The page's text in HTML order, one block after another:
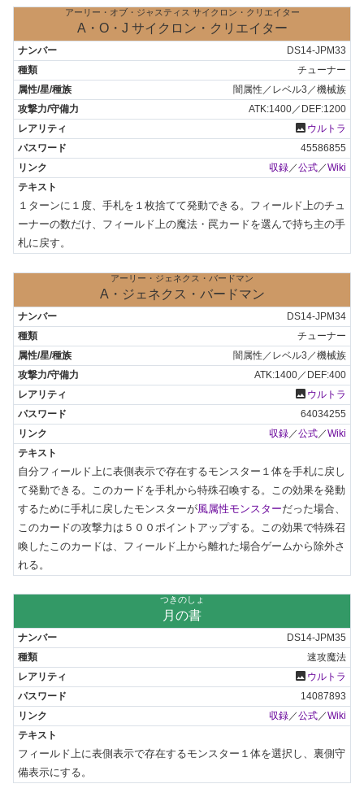
アーリー・オブ・ジャスティス サイクロン・クリエイター
A・O・J サイクロン・クリエイター
DS14-JPM33
チューナー
闇属性／レベル3／機械族
ATK:1400／DEF:1200
photo ウルトラ
45586855
収録／公式／Wiki
１ターンに１度、手札を１枚捨てて発動できる。フィールド上のチュ
ーナーの数だけ、フィールド上の魔法・罠カードを選んで持ち主の手
札に戻す。
アーリー・ジェネクス・バードマン
A・ジェネクス・バードマン
DS14-JPM34
チューナー
闇属性／レベル3／機械族
ATK:1400／DEF:400
photo ウルトラ
64034255
収録 ／公式 ／Wiki
自分フィールド上に表側表示で存在するモンスター１体を手札に戻し
て発動できる。このカードを手札から特殊召喚する。この効果を発動
するために手札に戻したモンスターが風属性モンスターだった場合、
このカードの攻撃力は５００ポイントアップする。この効果で特殊召
喚したこのカードは、フィールド上から離れた場合ゲームから除外さ
れる。
つきのしょ
月の書
DS14-JPM35
速攻魔法
photo ウルトラ
14087893
収録／公式／Wiki
フィールド上に表側表示で存在するモンスター１体を選択し、裏側守
備表示にする。